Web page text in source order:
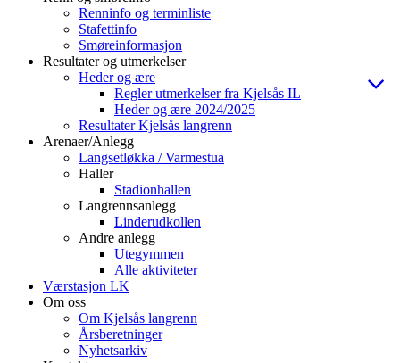
Renninfo og terminliste
Stafettinfo
Smøreinformasjon
Resultater og utmerkelser
Heder og ære
Regler utmerkelser fra Kjelsås IL
Heder og ære 2024/2025
Resultater Kjelsås langrenn
Arenaer/Anlegg
Langsetløkka / Varmestua
Haller
Stadionhallen
Langrennsanlegg
Linderudkollen
Andre anlegg
Utegymmen
Alle aktiviteter
Værstasjon LK
Om oss
Om Kjelsås langrenn
Årsberetninger
Nyhetsarkiv